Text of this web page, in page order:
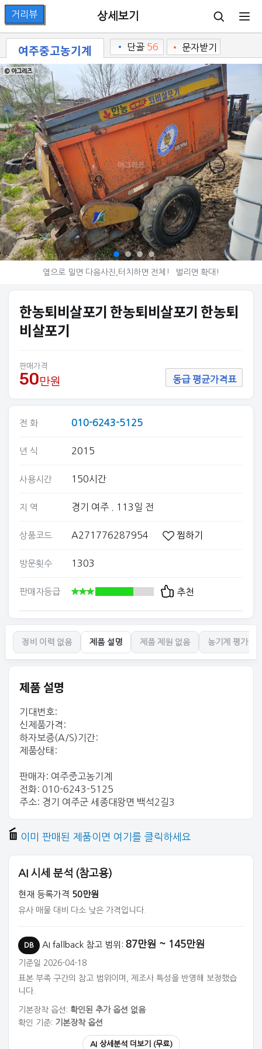
상세보기
여주중고농기계 • 단골 56 • 문자받기
© 아그리즈
옆으로 밀면 다음사진,터치하면 전체! 벌리면 확대!
한농퇴비살포기 한농퇴비살포기 한농퇴
비살포기
판매가격
50만원 동급 평균가격표
전 화 010-6243-5125
년 식 2015
사용시간 150시간
지 역 경기 여주 . 113일 전
상품코드 A271776287954 찜하기
방문횟수 1303
판매자등급 추천
정비 이력 없음 제품 설명 제품 제원 없음 농기계 평가 없
제품 설명
기대번호:
신제품가격:
하자보증(A/S)기간:
제품상태:
판매자: 여주중고농기계
전화: 010-6243-5125
주소: 경기 여주군 세종대왕면 백석2길3
이미 판매된 제품이면 여기를 클릭하세요
AI 시세 분석 (참고용)
현재 등록가격 50만원
유사 매물 대비 다소 낮은 가격입니다.
DB AI fallback 참고 범위: 87만원 ~ 145만원
기준일 2026-04-18
표본 부족 구간의 참고 범위이며, 제조사 특성을 반영해 보정했습
니다.
기본장착 옵션: 확인된 추가 옵션 없음
확인 기준: 기본장착 옵션
AI 상세분석 더보기 (무료)